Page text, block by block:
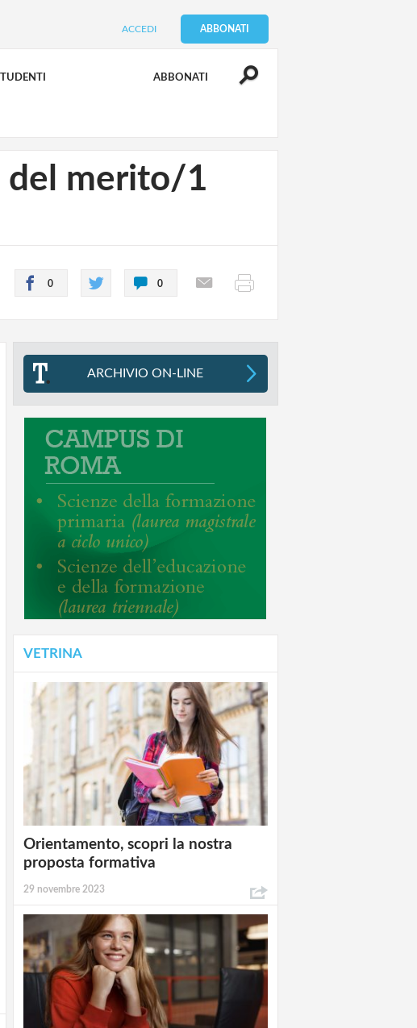
ACCEDI ABBONATI
ABBONATI
del merito/1
0 0
ARCHIVIO ON-LINE
VETRINA
Orientamento, scopri la nostra
proposta formativa
29 novembre 2023